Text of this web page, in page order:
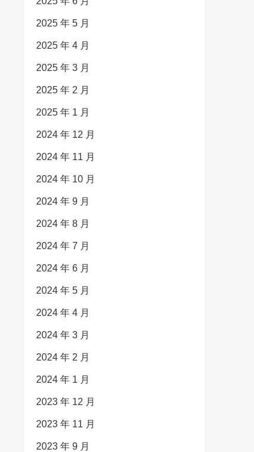
2025 年 5 月
2025 年 4 月
2025 年 3 月
2025 年 2 月
2025 年 1 月
2024 年 12 月
2024 年 11 月
2024 年 10 月
2024 年 9 月
2024 年 8 月
2024 年 7 月
2024 年 6 月
2024 年 5 月
2024 年 4 月
2024 年 3 月
2024 年 2 月
2024 年 1 月
2023 年 12 月
2023 年 11 月
2023 年 9 月